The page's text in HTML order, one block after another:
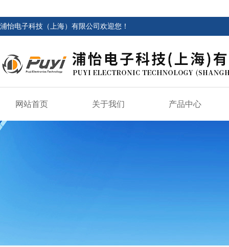
浦怡电子科技（上海）有限公司欢迎您！
网站首页 关于我们 产品中心